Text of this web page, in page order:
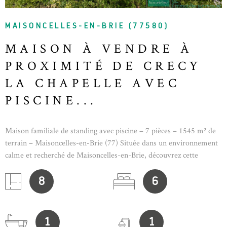
MAISONCELLES-EN-BRIE (77580)
MAISON À VENDRE À
PROXIMITÉ DE CRECY
LA CHAPELLE AVEC
PISCINE...
Maison familiale de standing avec piscine – 7 pièces – 1545 m² de
terrain – Maisoncelles-en-Brie (77) Située dans un environnement
calme et recherché de Maisoncelles-en-Brie, découvrez cette
magnifique maison familiale aux prestations de qualité, offrant de
beaux volumes et un cadre de vie idéal. Dès l'entrée, vous serez
séduit par un vaste séjour double, lumineux et chaleureux,
aménagée et équipée avec des matériaux haut de gamme, est
8 6
1 1